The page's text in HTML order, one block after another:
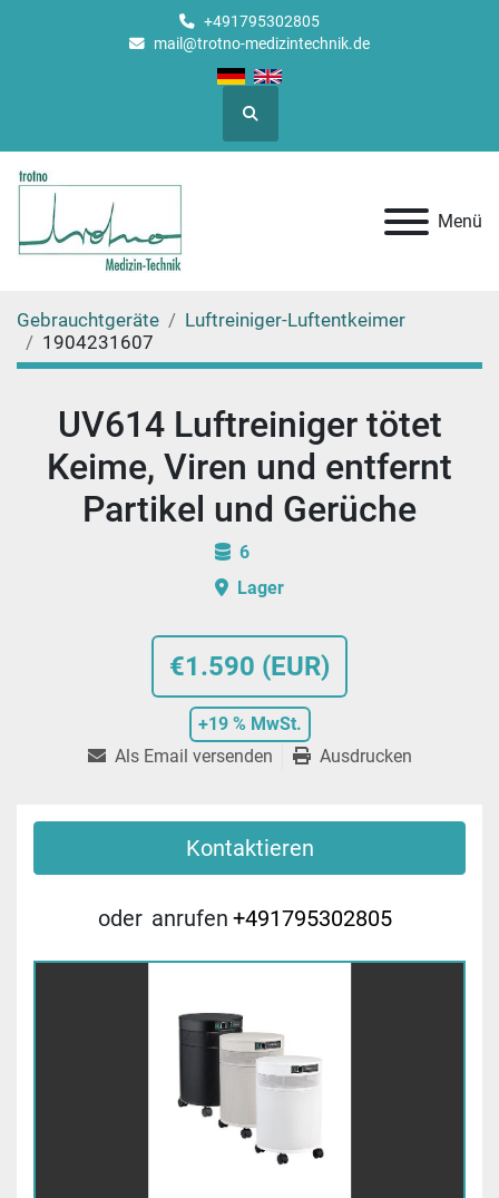
+491795302805
mail@trotno-medizintechnik.de
Suche
Menü
Gebrauchtgeräte
Luftreiniger-Luftentkeimer
1904231607
€1.590 (EUR)
+19 % MwSt.
UV614 Luftreiniger tötet
Keime, Viren und entfernt
Partikel und Gerüche
6
Lager
Als Email versenden Ausdrucken
Kontaktieren
oder anrufen +491795302805